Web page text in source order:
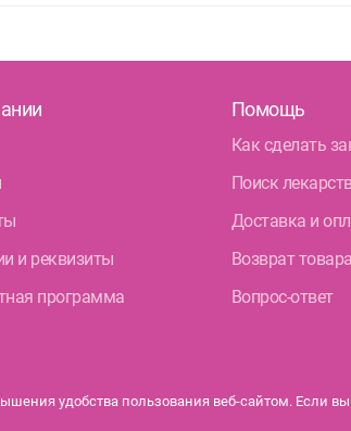
и реквизиты
программа
Помощь
Как сделать
Поиск
Доставка и
Возврат товара
Вопрос-ответ
удобства пользования веб-сайтом. Если вы